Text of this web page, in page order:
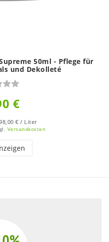
50ml - Pflege für
und Dekolleté
€
€ / Liter
Versandkosten